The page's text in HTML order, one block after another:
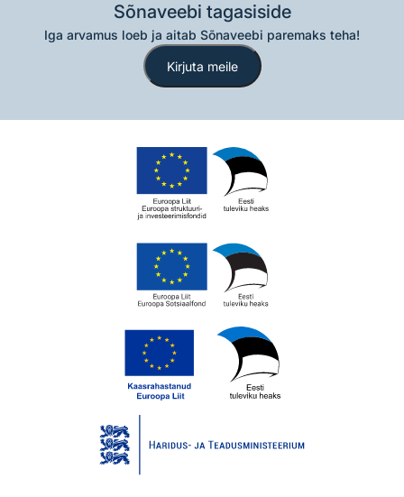
Sõnaveebi tagasiside
Iga arvamus loeb ja aitab Sõnaveebi paremaks teha!
Kirjuta meile